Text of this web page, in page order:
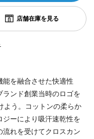
能を融合させた快適性
ンド創業当時のロゴを
よう。コットンの柔らか
ーにより吸汗速乾性を
れを受けてクロスカン